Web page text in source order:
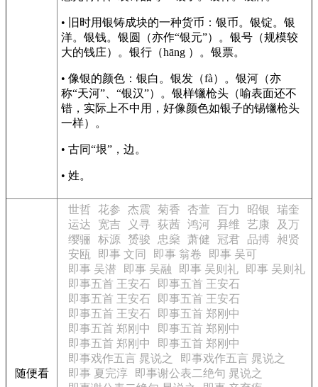
• 旧时用银铸成块的一种货币：银币。银锭。银
洋。银钱。银圆（亦作“银元”）。银号（规模较
大的钱庄）。银行（hāng ）。银票。
• 像银的颜色：银白。银发（fà）。银河（亦
称“天河”、“银汉”）。银样镴枪头（喻表面还不
错，实际上不中用，好像颜色如银子的锡镴枪头
一样）。
• 古同“垠”，边。
• 姓。
随便看
世哲 花参 杰震 菊香 杏萱 百力 昭银
瑞奎
运达
宽吉 义寻 荻茜 鸿河 昪维 艺康
及万
缨骊
标源 赟骏 忠燊 萧健 冠君 品搏
昶贤
安瓯
即事 文同 即事 翁卷
即事 吴可
即事 吴潜
即事 吴融 即事 吴则礼
即事 吴则礼
即事五首 王安石
即事五首 王安石
即事五首 王安石
即事五首 王安石
即事五首 王安石
即事五首 郑刚中
即事五首 郑刚中
即事五首 郑刚中
即事五首 郑刚中
即事五首 郑刚中
即事戏作五言 晁说之
即事戏作五言 晁说之
即事 夏完淳
即事谢公表二绝句 晁说之